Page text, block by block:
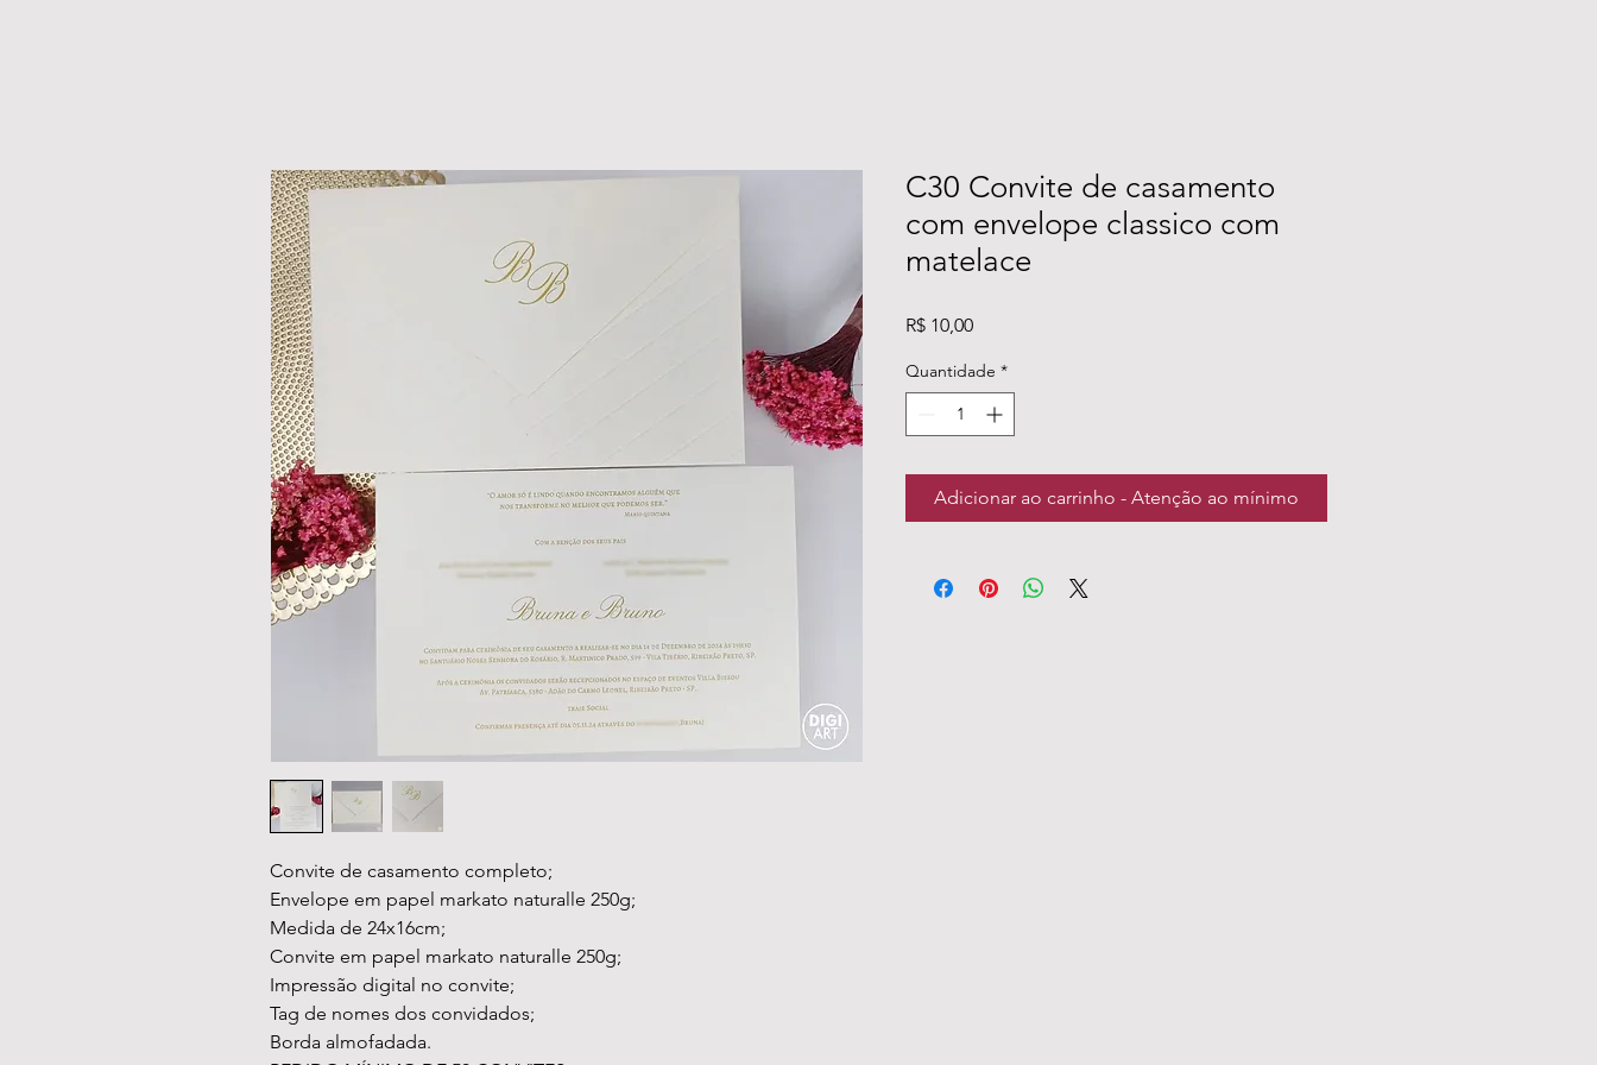
Convite de casamento completo;
Envelope em papel markato naturalle 250g;
Medida de 24x16cm;
Convite em papel markato naturalle 250g;
Impressão digital no convite;
Tag de nomes dos convidados;
Borda almofadada.
C30 Convite de casamento
com envelope classico com
matelace
R$ 10,00Preço
Quantidade *
Adicionar ao carrinho - Atenção ao mínimo